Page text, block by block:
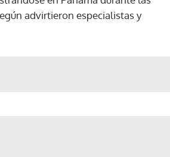
advirtieron especialistas y